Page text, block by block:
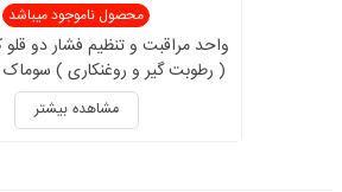
محصول ناموجود میباشد
مدل SA-2324
مشاهده بیشتر